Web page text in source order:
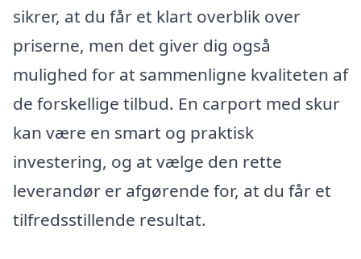
sikrer, at du får et klart overblik over
priserne, men det giver dig også
mulighed for at sammenligne kvaliteten af
de forskellige tilbud. En carport med skur
kan være en smart og praktisk
investering, og at vælge den rette
leverandør er afgørende for, at du får et
tilfredsstillende resultat.